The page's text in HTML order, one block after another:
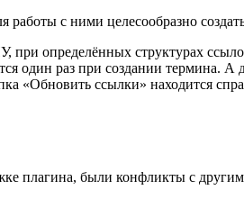
работы с ними целесообразно
при определённых структурах
один раз при создании термина. А
«Обновить ссылки» находится
плагина, были конфликты с